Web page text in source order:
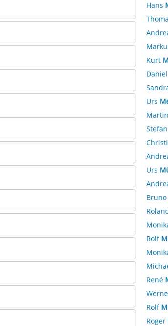
Hans
Kurt
Daniel
Urs
Martin
Stefan
Urs
Bruno
Rolf
René
Rolf
Roger